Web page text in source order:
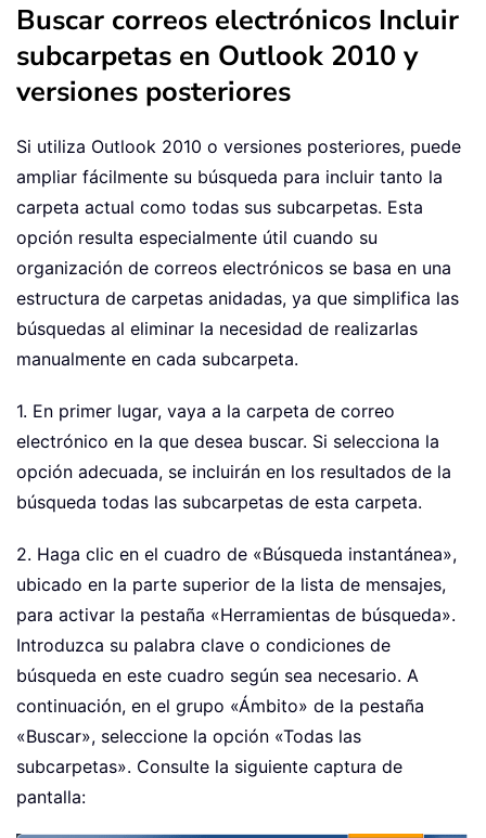
Buscar correos electrónicos Incluir
subcarpetas en Outlook 2010 y
versiones posteriores
Si utiliza Outlook 2010 o versiones posteriores, puede
ampliar fácilmente su búsqueda para incluir tanto la
carpeta actual como todas sus subcarpetas. Esta
opción resulta especialmente útil cuando su
organización de correos electrónicos se basa en una
estructura de carpetas anidadas, ya que simplifica las
búsquedas al eliminar la necesidad de realizarlas
manualmente en cada subcarpeta.
1. En primer lugar, vaya a la carpeta de correo
electrónico en la que desea buscar. Si selecciona la
opción adecuada, se incluirán en los resultados de la
búsqueda todas las subcarpetas de esta carpeta.
2. Haga clic en el cuadro de «Búsqueda instantánea»,
ubicado en la parte superior de la lista de mensajes,
para activar la pestaña «Herramientas de búsqueda».
Introduzca su palabra clave o condiciones de
búsqueda en este cuadro según sea necesario. A
continuación, en el grupo «Ámbito» de la pestaña
«Buscar», seleccione la opción «Todas las
subcarpetas». Consulte la siguiente captura de
pantalla: